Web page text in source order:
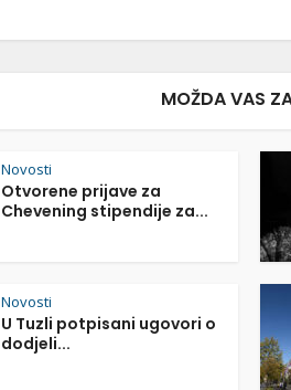
MOŽDA VAS
Novosti
Otvorene prijave za
Chevening stipendije za...
Novosti
U Tuzli potpisani ugovori o
dodjeli...